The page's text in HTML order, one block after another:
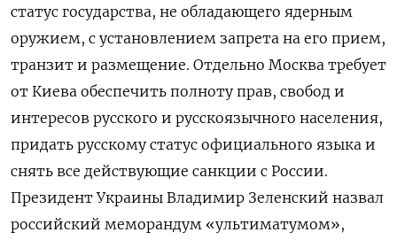
статус государства, не обладающего ядерным
оружием, с установлением запрета на его прием,
транзит и размещение. Отдельно Москва требует
от Киева обеспечить полноту прав, свобод и
интересов русского и русскоязычного населения,
придать русскому статус официального языка и
снять все действующие санкции с России.
Президент Украины Владимир Зеленский назвал
российский меморандум «ультиматумом»,